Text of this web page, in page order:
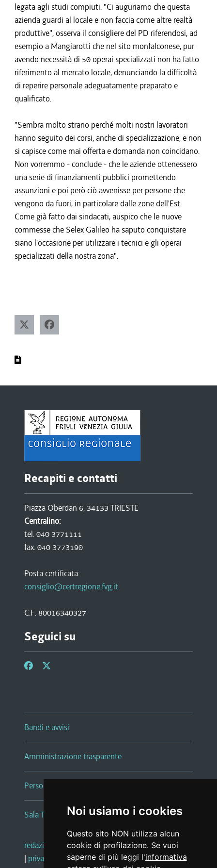
Noi usiamo i cookies
Questo sito NON utilizza alcun
cookie di profilazione. Se vuoi
saperne di più leggi l'informativa
legata agli studi compiuti. "Ci auguriamo che questa
azienda guardi al locale e non faccia come altre realtà
produttive", osserva il consigliere del PD riferendosi, ad
esempio a Mangiarotti che nel sito monfalconese, pur
avendo necessità di 50 operai specializzati non ha fatto
riferimento al mercato locale, denunciando la difficoltà
di reperire personale adeguatamente preparato e
qualificato.
"Sembra molto strano perché molti nostri lavoratori
hanno seguito dei corsi, anche di specializzazione, e non
si capisce come mai offerta e domanda non coincidano.
Non vorremmo - conclude - che le aziende ottenessero
una serie di finanziamenti pubblici promettendo
assunzioni e poi però ciò avvenisse per persone che
vengono da fuori, in particolare dalle zone dell'Est.
Come già fatto dai sindacati, auspico che le nuove
commesse che Selex Galileo ha saputo conquistare
siano l'occasione per utilizzare i tecnici e gli operai
specializzati della nostra zona".
Recapiti e contatti
Piazza Oberdan 6, 34133 TRIESTE
Centralino:
tel. 040 3771111
fax. 040 3773190
Posta certificata:
consiglio@certregione.fvg.it
C.F. 80016340327
Seguici su
Bandi e avvisi
Amministrazione trasparente
Persone e Uffici
Sala Tiziano Tessitori
redazione web |note legali |glossario
| privacy
social media policy